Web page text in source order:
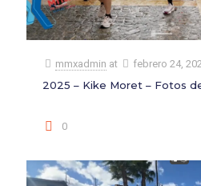
mmxadmin at febrero 24,
2025 – Kike Moret – Fotos
0